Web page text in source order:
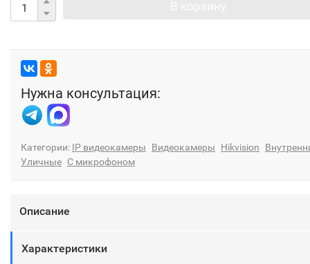
Нужна консультация:
Категории: IP видеокамеры Видеокамеры Hikvision
Уличные С микрофоном
Описание
Характеристики